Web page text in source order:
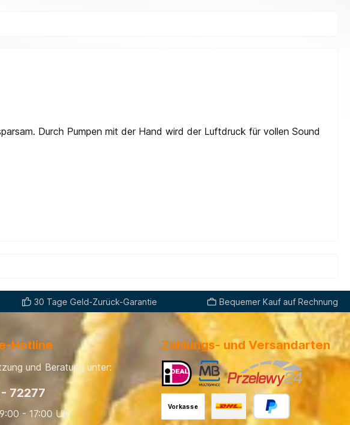
Durch Pumpen mit der Hand wird der Luftdruck für vollen Sound
30 Tage Geld-Zurück-Garantie Bequemer Kauf auf Rechnung
Hotline
und Beratung unter:
72277
- 17:00 Uhr
Zahlungs- und Versandarten
Vorkasse